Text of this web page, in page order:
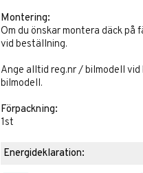
Montering:
Om du önskar montera däck
vid beställning.
Ange alltid reg.nr / bilmodell
bilmodell.
Förpackning:
1st
Energideklaration: